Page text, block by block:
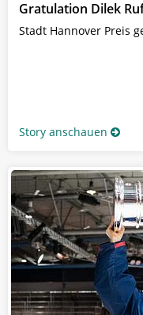
Gratulation Dilek
Stadt Hannover Preis
Story anschauen